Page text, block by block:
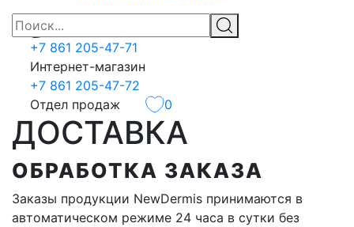
+7 861 205-47-71
Интернет-магазин
+7 861 205-47-72
Отдел продаж
0
ДОСТАВКА
ОБРАБОТКА ЗАКАЗА
Заказы продукции NewDermis принимаются в
автоматическом режиме 24 часа в сутки без